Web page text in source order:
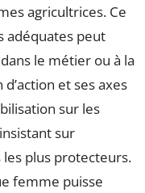
agricultrices. Ce
adéquates peut
le métier ou à la
et ses axes
sur les
sur
les plus protecteurs.
femme puisse